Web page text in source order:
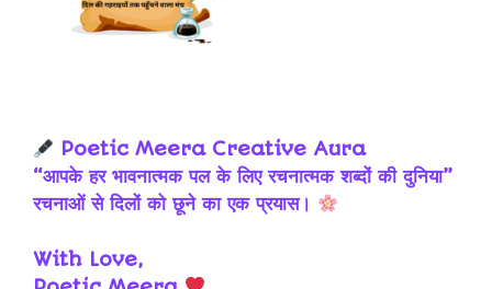
Poetic Meera Creative Aura
“आपके हर भावनात्मक पल के लिए रचनात्मक शब्दों की दुनिया”
रचनाओं से दिलों को छूने का एक प्रयास।
With Love,